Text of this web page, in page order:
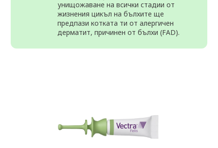
унищожаване на всички стадии от
жизнения цикъл на бълхите ще
предпази котката ти от алергичен
дерматит, причинен от бълхи (FAD).